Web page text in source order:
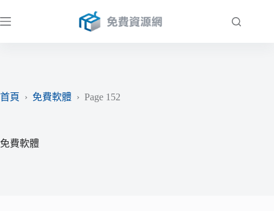
至
首頁
› 免費軟體 › Page 152
免費軟體